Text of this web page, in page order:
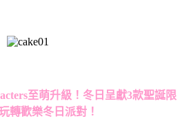
至萌升級！冬日呈獻3款聖誕限
轉歡樂冬日派對！